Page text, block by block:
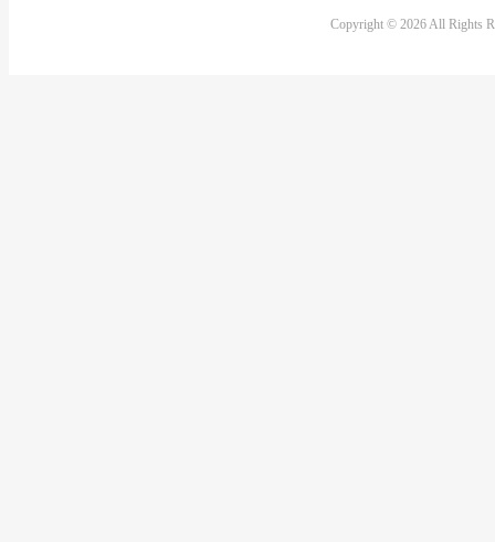
Copyright © 2026 All Rights